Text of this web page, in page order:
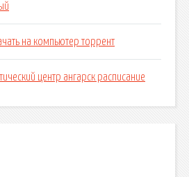
на компьютер торрент
центр ангарск расписание